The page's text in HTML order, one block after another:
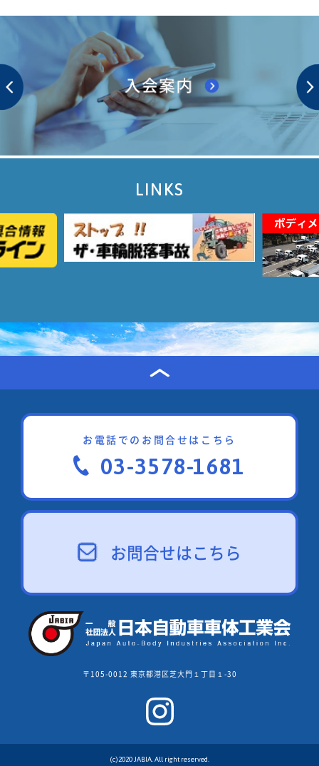
LINKS
お電話でのお問合せはこちら
03-3578-1681
お問合せはこちら
〒105-0012 東京都港区芝大門１丁目１-30
(c)2020 JABIA. All right reserved.